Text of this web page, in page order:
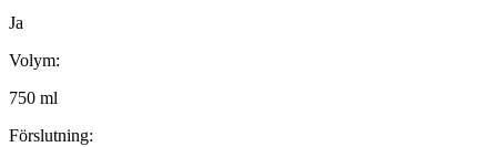
Ja
Volym:
750 ml
Förslutning: